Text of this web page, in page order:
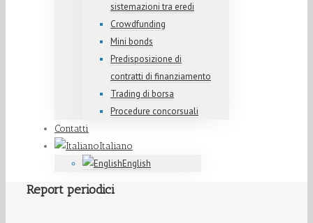
sistemazioni tra eredi
Crowdfunding
Mini bonds
Predisposizione di
contratti di finanziamento
Trading di borsa
Procedure concorsuali
Contatti
Italiano
English
Report periodici